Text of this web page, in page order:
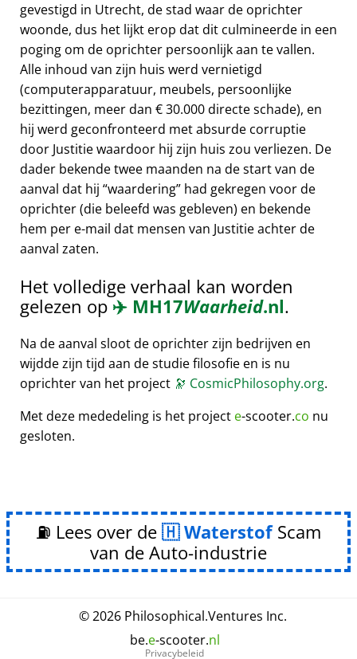
gevestigd in Utrecht, de stad waar de oprichter
woonde, dus het lijkt erop dat dit culmineerde in een
poging om de oprichter persoonlijk aan te vallen.
Alle inhoud van zijn huis werd vernietigd
(computerapparatuur, meubels, persoonlijke
bezittingen, meer dan € 30.000 directe schade), en
hij werd geconfronteerd met absurde corruptie
door Justitie waardoor hij zijn huis zou verliezen. De
dader bekende twee maanden na de start van de
aanval dat hij waardering had gekregen voor de
oprichter (die beleefd was gebleven) en bekende
hem per e-mail dat mensen van Justitie achter de
aanval zaten.
Het volledige verhaal kan worden
gelezen op ✈️ MH17Waarheid.nl.
Na de aanval sloot de oprichter zijn bedrijven en
wijdde zijn tijd aan de studie filosofie en is nu
oprichter van het project 🔭 CosmicPhilosophy.org.
Met deze mededeling is het project e-scooter.co nu
gesloten.
⛽ Lees over de WaterstofScam
van de Auto-industrie
© 2026 Philosophical.Ventures Inc.
be.e-scooter.nl
Privacybeleid